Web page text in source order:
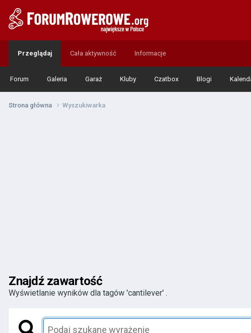
Przeglądaj
Forum Galeria Garaż Kluby Czatbox Blogi
Cała aktywność Informacje
Strona główna Wyszukiwarka
Znajdź zawartość
Wyświetlanie wyników dla tagów 'cantilever' .